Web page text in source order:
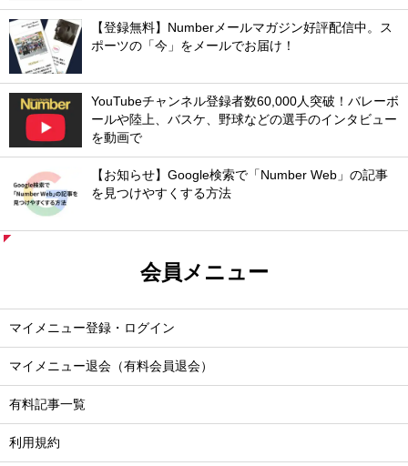
【登録無料】Numberメールマガジン好評配信中。ス
ポーツの「今」をメールでお届け！
YouTubeチャンネル登録者数60,000人突破！バレーボ
ールや陸上、バスケ、野球などの選手のインタビュー
を動画で
【お知らせ】Google検索で「Number Web」の記事
を見つけやすくする方法
会員メニュー
マイメニュー登録・ログイン
マイメニュー退会（有料会員退会）
有料記事一覧
利用規約